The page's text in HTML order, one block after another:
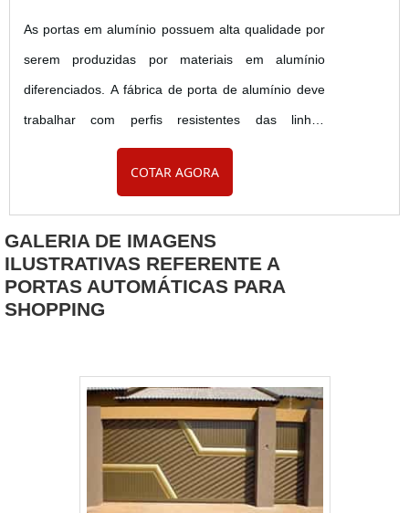
As portas em alumínio possuem alta qualidade por
serem produzidas por materiais em alumínio
diferenciados. A fábrica de porta de alumínio deve
trabalhar com perfis resistentes das linhas
suprema, inova ou gold, além de oferecer supor,
tais como instalação dos materiais e
aplicação de material para a vedação quando
necessário, instalação das molduras internas e
produtos sempre com acessórios de qualidade. ....
COTAR AGORA
GALERIA DE IMAGENS
ILUSTRATIVAS REFERENTE A
PORTAS AUTOMÁTICAS PARA
SHOPPING